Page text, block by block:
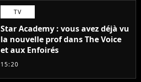
TV
Star Academy : vous avez déjà vu
la nouvelle prof dans The Voice
et aux Enfoirés
15:20